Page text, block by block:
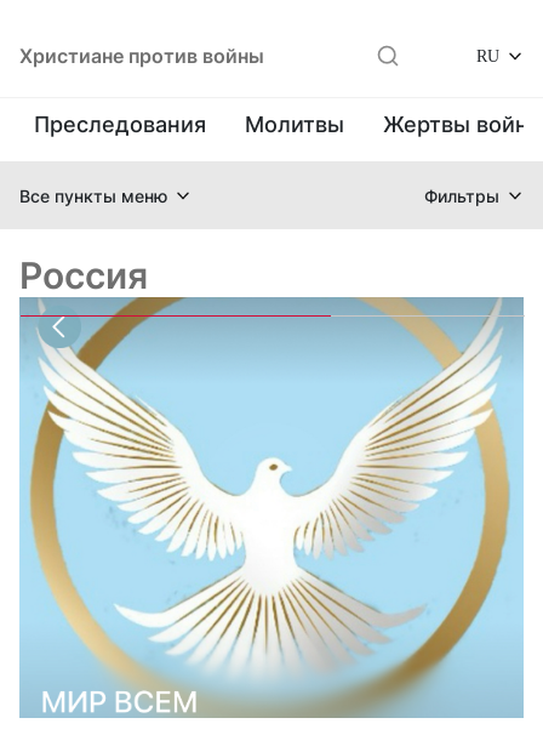
Христиане против войны RU
Преследования Молитвы Жертвы
Все пункты меню Фильтры
Россия